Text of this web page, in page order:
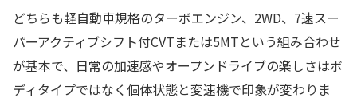
どちらも軽自動車規格のターボエンジン、2WD、7速スー
パーアクティブシフト付CVTまたは5MTという組み合わせ
が基本で、日常の加速感やオープンドライブの楽しさはボ
ディタイプではなく個体状態と変速機で印象が変わりま